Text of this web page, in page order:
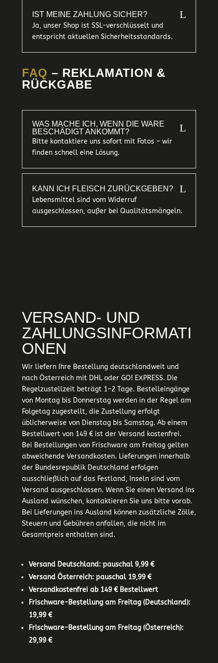
IST MEINE ZAHLUNG SICHER? L
Ja, unser Shop ist SSL-verschlüsselt und
entspricht aktuellen Sicherheitsstandards.
FAQ – REKLAMATION &
RÜCKGABE
WAS MACHE ICH, WENN DIE WARE
BESCHÄDIGT ANKOMMT?
L
Bitte kontaktiere uns sofort mit Fotos – wir
finden schnell eine Lösung.
KANN ICH FLEISCH ZURÜCKGEBEN? L
Lebensmittel sind vom Widerruf
ausgeschlossen, außer bei Qualitätsmängeln.
VERSAND- UND
ZAHLUNGSINFORMATI
ONEN
Wir liefern Ihre Bestellung deutschlandweit und
nach Österreich mit DHL oder GO! EXPRESS. Die
Regelzustellzeit beträgt 1–2 Tage. Bestelleingänge
von Montag bis Donnerstag werden in der Regel am
Folgetag zugestellt, die Zustellung erfolgt
üblicherweise von Dienstag bis Samstag. Ab einem
Bestellwert von 149 € ist der Versand kostenfrei.
Bei Bestellungen von Frischware am Freitag gelten
abweichende Versandkosten. Lieferungen innerhalb
der Bundesrepublik Deutschland erfolgen
ausschließlich auf das Festland, Inseln sind vom
Versand ausgeschlossen. Wenn Sie einen Versand ins
Ausland wünschen, kontaktieren Sie uns bitte vorab.
Bei Lieferungen ins Ausland können zusätzliche Zölle,
Steuern und Gebühren anfallen, die nicht im
Gesamtpreis enthalten sind.
Versand Deutschland: pauschal 9,99 €
Versand Österreich: pauschal 19,99 €
Versandkostenfrei ab 149 € Bestellwert
Frischware-Bestellung am Freitag (Deutschland):
19,99 €
Frischware-Bestellung am Freitag (Österreich):
29,99 €